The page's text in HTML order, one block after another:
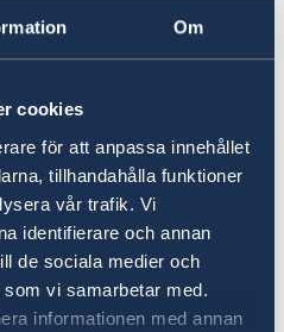
Om
cookies
för att anpassa innehållet
tillhandahålla funktioner
vår trafik. Vi
identifierare och annan
de sociala medier och
vi samarbetar med.
informationen med annan
the Ministry for
on + 381 11 20 69